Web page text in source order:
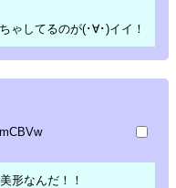
ゃしてるのが(･∀･)イイ！
形なんだ！！